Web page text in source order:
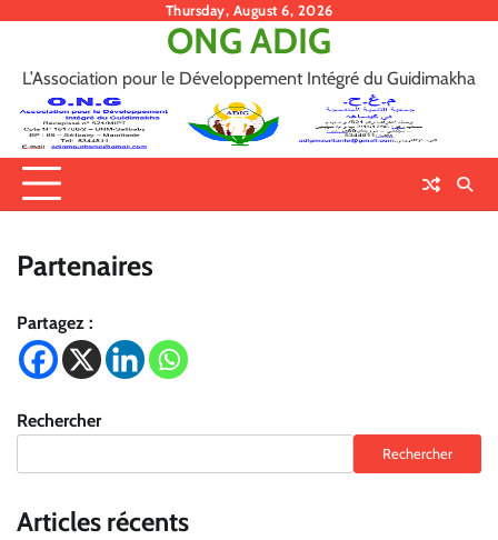
Thursday, August 6, 2026
ONG ADIG
L’Association pour le Développement Intégré du Guidimakha
Partenaires
Partagez :
Rechercher
Rechercher
Articles récents